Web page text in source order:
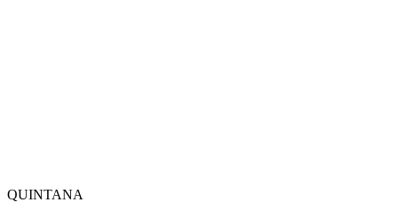
QUINTANA